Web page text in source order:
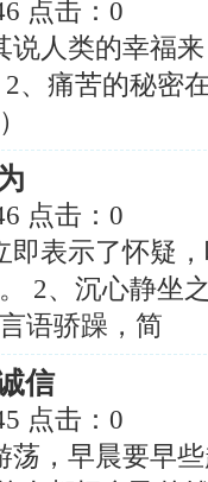
点击： 0
人类的幸福来
、痛苦的秘密
点击： 0
表示了怀疑，
2、沉心静坐
语骄躁，简
信
点击： 0
，早晨要早些